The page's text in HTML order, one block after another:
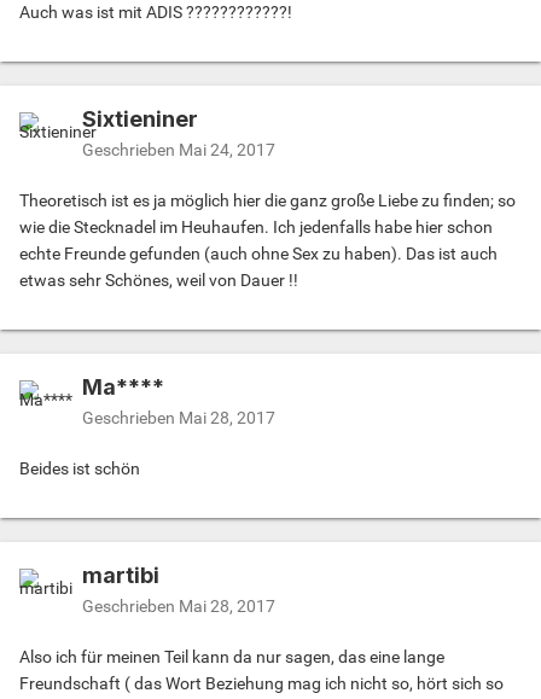
Auch was ist mit ADIS ????????????!
Sixtieniner
Geschrieben Mai 24, 2017
Theoretisch ist es ja möglich hier die ganz große Liebe zu finden; so
wie die Stecknadel im Heuhaufen. Ich jedenfalls habe hier schon
echte Freunde gefunden (auch ohne Sex zu haben). Das ist auch
etwas sehr Schönes, weil von Dauer !!
Ma****
Geschrieben Mai 28, 2017
Beides ist schön
martibi
Geschrieben Mai 28, 2017
Also ich für meinen Teil kann da nur sagen, das eine lange
Freundschaft ( das Wort Beziehung mag ich nicht so, hört sich so